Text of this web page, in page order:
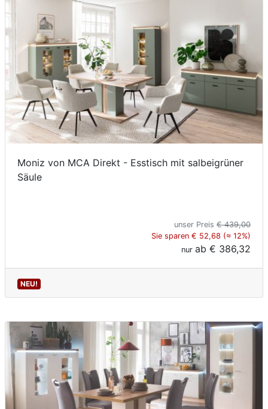
Moniz von MCA Direkt - Esstisch mit salbeigrüner
Säule
unser Preis € 439,00
Sie sparen € 52,68 (≈ 12%)
nur ab € 386,32
NEU!